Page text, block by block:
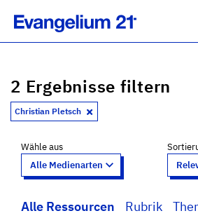
2 Ergebnisse filtern
Christian Pletsch
Wähle aus
Alle Ressourcen Rubrik